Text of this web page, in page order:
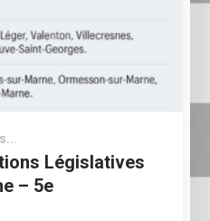
Législatives
– 5e